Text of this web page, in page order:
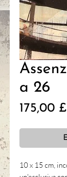
a 26
175,00 £
10 x 15 cm,